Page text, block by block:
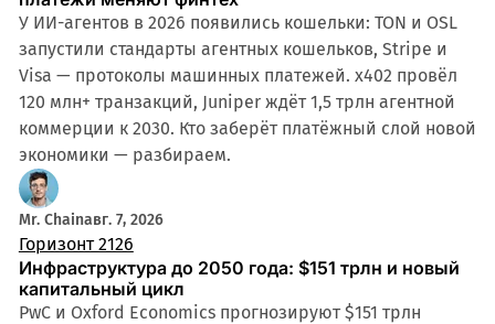
У ИИ-агентов в 2026 появились кошельки: TON и OSL
запустили стандарты агентных кошельков, Stripe и
Visa — протоколы машинных платежей. x402 провёл
120 млн+ транзакций, Juniper ждёт 1,5 трлн агентной
коммерции к 2030. Кто заберёт платёжный слой новой
экономики — разбираем.
Mr. Chainавг. 7, 2026
Горизонт 2126
Инфраструктура до 2050 года: $151 трлн и новый
капитальный цикл
PwC и Oxford Economics прогнозируют $151 трлн